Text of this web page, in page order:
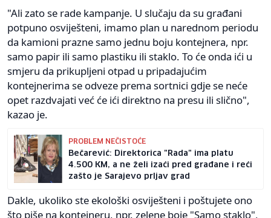
"Ali zato se rade kampanje. U slučaju da su građani
potpuno osviješteni, imamo plan u narednom periodu
da kamioni prazne samo jednu boju kontejnera, npr.
samo papir ili samo plastiku ili staklo. To će onda ići u
smjeru da prikupljeni otpad u pripadajućim
kontejnerima se odveze prema sortnici gdje se neće
opet razdvajati već će ići direktno na presu ili slično",
kazao je.
PROBLEM NEČISTOĆE
Bečarević: Direktorica "Rada" ima platu
4.500 KM, a ne želi izaći pred građane i reći
zašto je Sarajevo prljav grad
Dakle, ukoliko ste ekološki osviješteni i poštujete ono
što piše na kontejneru, npr. zelene boje "Samo staklo",